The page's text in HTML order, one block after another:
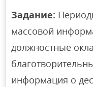
Задание:
массовой
должностные
информация о